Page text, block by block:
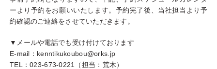
ーより予約をお願いいたします。予約完了後、当社担当より予
約確認のご連絡をさせていただきます。
▼メールや電話でも受け付けております
E-mail：kenntikukoubou@orks.jp
TEL：023-673-0221（担当：荒木）